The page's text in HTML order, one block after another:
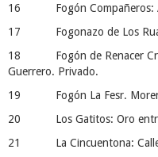
16 Fogón Compañeros:
17 Fogonazo de Los
18 Fogón de Renacer
Guerrero. Privado.
19 Fogón La Fesr.
20 Los Gatitos: Oro entre
21 La Cincuentona: Calle